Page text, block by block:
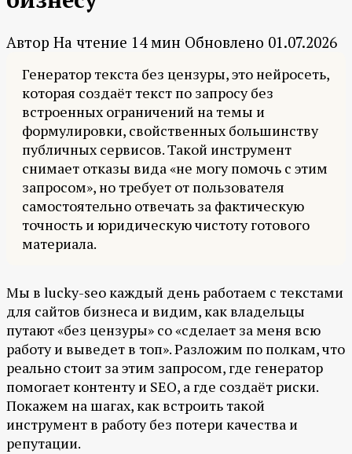
Автор На чтение 14 мин Обновлено 01.07.2026
Генератор текста без цензуры, это нейросеть,
которая создаёт текст по запросу без
встроенных ограничений на темы и
формулировки, свойственных большинству
публичных сервисов. Такой инструмент
снимает отказы вида «не могу помочь с этим
запросом», но требует от пользователя
самостоятельно отвечать за фактическую
точность и юридическую чистоту готового
материала.
Мы в lucky-seo каждый день работаем с текстами
для сайтов бизнеса и видим, как владельцы
путают «без цензуры» со «сделает за меня всю
работу и выведет в топ». Разложим по полкам, что
реально стоит за этим запросом, где генератор
помогает контенту и SEO, а где создаёт риски.
Покажем на шагах, как встроить такой
инструмент в работу без потери качества и
репутации.